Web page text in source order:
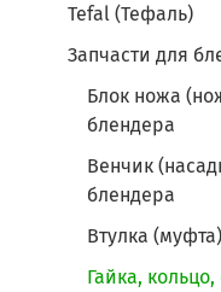
Tefal (Тефаль)
Запчасти для
Блок ножа
блендера
Венчик
блендера
Втулка
Гайка,